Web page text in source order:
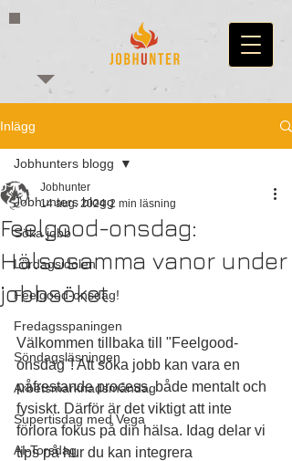
Inlägg
Jobhunters blogg
Söka jobb
Lördagsidolen
Feelgood-onsdag!
Fredagsspaningen
Söndagsläsningen
Arbetsmarknadsmåndag
Supertisdag med Vega
AI-Torsdag
Jobhunters blogg
Feelgood-onsdag:
Hälsosamma vanor under
jobbsöket
Jobhunter
14 aug. 2024 2 min läsning
Välkommen tillbaka till "Feelgood-
onsdag"! Att söka jobb kan vara en
påfrestande process, både mentalt och
fysiskt. Därför är det viktigt att inte
förlora fokus på din hälsa. Idag delar vi
tips på hur du kan integrera